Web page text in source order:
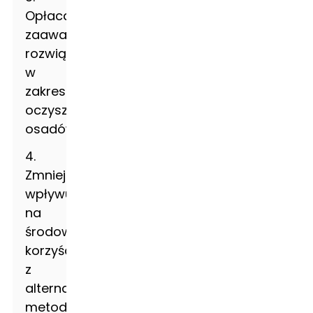
Opłacalność
zaawansowanych
rozwiązań
w
zakresie
oczyszczania
osadów
4.
Zmniejszanie
wpływu
na
środowisko:
korzyści
z
alternatywnych
metod